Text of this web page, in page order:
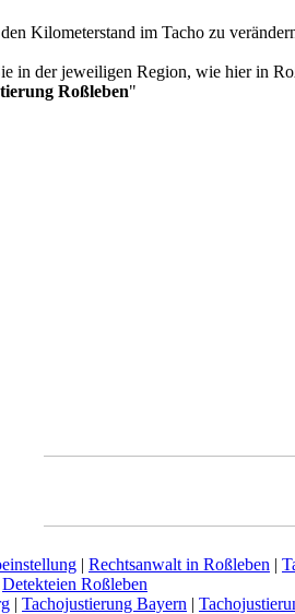
Kilometerstand im Tacho zu
in der jeweiligen Region, wie hier in
Roßleben"
| Rechtsanwalt in Roßleben |
Detekteien Roßleben
| Tachojustierung Bayern |